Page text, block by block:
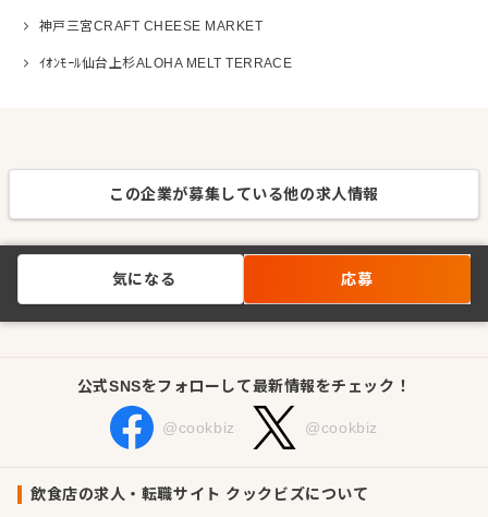
神戸三宮CRAFT CHEESE MARKET
ｲｵﾝﾓｰﾙ仙台上杉ALOHA MELT TERRACE
この企業が募集している他の求人情報
気になる 応募
公式SNSをフォローして最新情報をチェック！
@cookbiz @cookbiz
飲食店の求人・転職サイト クックビズについて